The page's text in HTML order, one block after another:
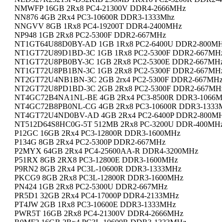
NMWFP 16GB 2Rx8 PC4-21300V DDR4-2666MHz
NN876 4GB 2Rx4 PC3-10600R DDR3-1333Mhz
NNGVV 8GB 1Rx8 PC4-19200T DDR4-2400MHz
NP948 1GB 2Rx8 PC2-5300F DDR2-667MHz
NT1GT64U88D0BY-AD 1GB 1Rx8 PC2-6400U DDR2-
NT1GT72U89D1BD-3C 1GB 1Rx8 PC2-5300F DDR2-
NT1GT72U8PB0BY-3C 1GB 2Rx8 PC2-5300E DDR2-
NT1GT72U8PB1BN-3C 1GB 2Rx8 PC2-5300F DDR2-
NT2GT72U4NB1BN-3C 2GB 2rx4 PC2-5300F DDR2-
NT2GT72U8PD1BD-3C 2GB 2Rx8 PC2-5300F DDR2-
NT4GC72B4NA1NL-BE 4GB 2Rx4 PC3-8500R DDR3-
NT4GC72B8PB0NL-CG 4GB 2Rx8 PC3-10600R DDR3-
NT4GT72U4ND0BV-AD 4GB 2Rx4 PC2-6400P DDR2-
NT512D64S8HC0G-5T 512MB 2Rx8 PC-3200U DDR-
P12GC 16GB 2Rx4 PC3-12800R DDR3-1600MHz
P134G 8GB 2Rx4 PC2-5300P DDR2-667MHz
P2MYX 64GB 2Rx4 PC4-25600AA-R DDR4-3200MHz
P51RX 8GB 2RX8 PC3-12800E DDR3-1600MHz
P9RN2 8GB 2Rx4 PC3L-10600R DDR3-1333MHz
PKCG9 8GB 2Rx8 PC3L-12800R DDR3-1600MHz
PN424 1GB 2Rx8 PC2-5300U DDR2-667MHz
PR5D1 32GB 2Rx4 PC4-17000P DDR4-2133MHz
PT4JW 2GB 1Rx8 PC3-10600E DDR3-1333MHz
PWR5T 16GB 2Rx8 PC4-21300V DDR4-2666MHz